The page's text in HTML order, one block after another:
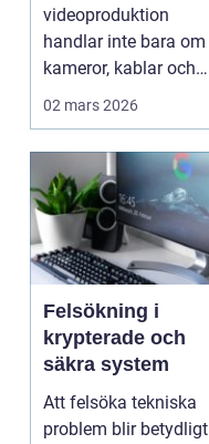
videoproduktion
handlar inte bara om
kameror, kablar och
skärmar. Den handlar
02 mars 2026
Felsökning i
krypterade och
säkra system
Att felsöka tekniska
problem blir betydligt